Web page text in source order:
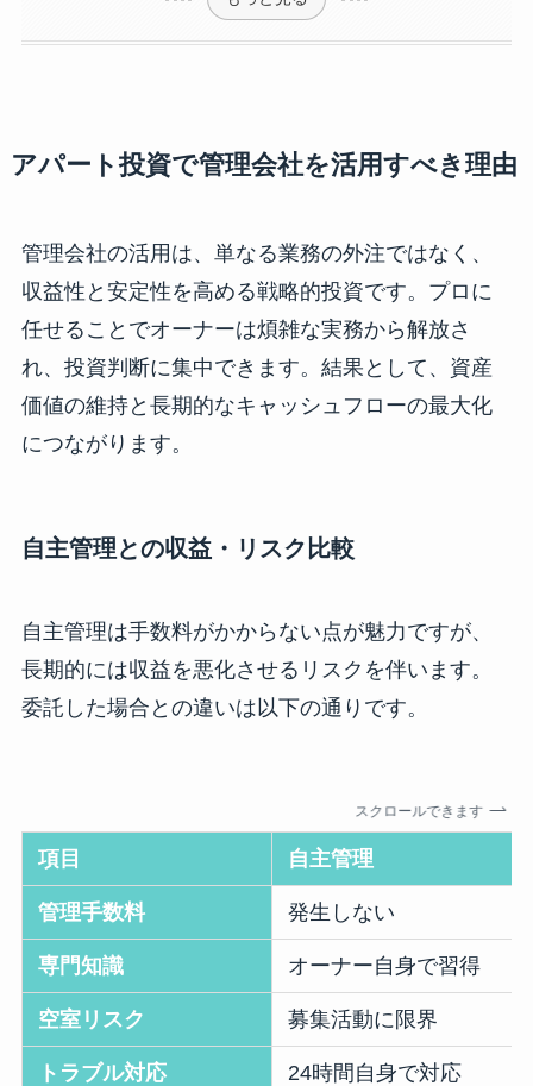
アパート投資で管理会社を活用すべき理由
管理会社の活用は、単なる業務の外注ではなく、
収益性と安定性を高める戦略的投資です。プロに
任せることでオーナーは煩雑な実務から解放さ
れ、投資判断に集中できます。結果として、資産
価値の維持と長期的なキャッシュフローの最大化
につながります。
自主管理との収益・リスク比較
自主管理は手数料がかからない点が魅力ですが、
長期的には収益を悪化させるリスクを伴います。
委託した場合との違いは以下の通りです。
スクロールできます
項目 自主管理
管理手数料 発生しない
専門知識 オーナー自身で習得
空室リスク 募集活動に限界
トラブル対応 24時間自身で対応